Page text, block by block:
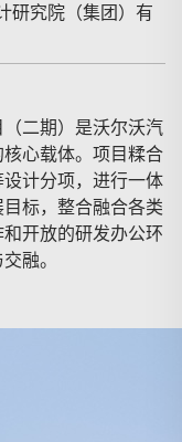
研究院（集团）有
二期）是沃尔沃汽
心载体。项目糅合
计分项，进行一体
标，整合融合各类
开放的研发办公环
融。